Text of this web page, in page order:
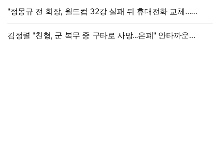
"정몽규 전 회장, 월드컵 32강 실패 뒤 휴대전화 교체…
출국금지 조치도"
김정렬 "친형, 군 복무 중 구타로 사망...은폐" 안타까운